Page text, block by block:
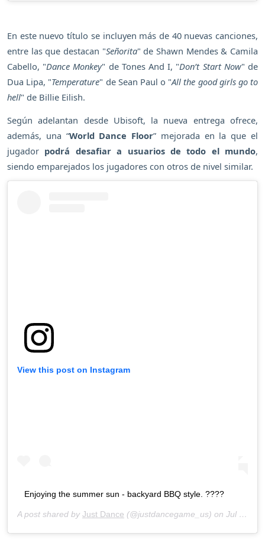
En este nuevo título se incluyen más de 40 nuevas canciones,
entre las que destacan "Señorita" de Shawn Mendes & Camila
Cabello, "Dance Monkey" de Tones And I, "Don’t Start Now" de
Dua Lipa, "Temperature" de Sean Paul o "All the good girls go to
hell" de Billie Eilish.
Según adelantan desde Ubisoft, la nueva entrega ofrece,
además, una “World Dance Floor” mejorada en la que el
jugador podrá desafiar a usuarios de todo el mundo,
siendo emparejados los jugadores con otros de nivel similar.
View this post on Instagram
Enjoying the summer sun - backyard BBQ style. ????
A post shared by Just Dance (@justdancegame_us) on Jul 3, 2020 at 12:00pm PDT